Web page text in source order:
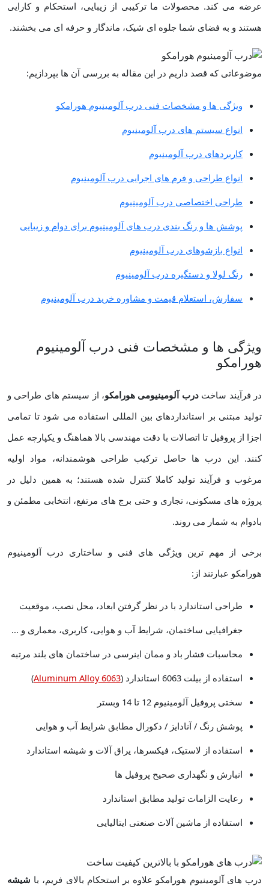
عرضه می ‌کند. محصولات ما ترکیبی از زیبایی، استحکام و کارایی
هستند و به فضای شما جلوه ‌ای شیک، ماندگار و حرفه ‌ای می ‌بخشند.
موضوعاتی که قصد داریم در این مقاله به بررسی آن ها بپردازیم:
ویژگی‌ ها و مشخصات فنی درب آلومینیوم هورامکو
انواع سیستم ‌های درب آلومینیوم
کاربردهای درب آلومینیوم
انواع طراحی و فرم ‌های اجرایی درب آلومینیوم
طراحی اختصاصی درب آلومینیوم
پوشش ها و رنگ ‌بندی درب ‌های آلومینیوم برای دوام و زیبایی
انواع بازشوهای درب آلومینیوم
رنگ لولا و دستگیره درب آلومینیوم
سفارش، استعلام قیمت و مشاوره خرید درب آلومینیوم
ویژگی‌ ها و مشخصات فنی درب آلومینیوم
هورامکو
در فرآیند ساختدرب آلومینیومی هورامکو، از سیستم‌ های طراحی و
تولید مبتنی بر استانداردهای بین ‌المللی استفاده می ‌شود تا تمامی
اجزا از پروفیل تا اتصالات با دقت مهندسی بالا هماهنگ و یکپارچه عمل
کنند. این درب‌ ها حاصل ترکیب طراحی هوشمندانه، مواد اولیه‌
مرغوب و فرآیند تولید کاملا کنترل‌ شده هستند؛ به همین دلیل در
پروژه ‌های مسکونی، تجاری و حتی برج ‌های مرتفع، انتخابی مطمئن و
بادوام به شمار می ‌روند.
برخی از مهم ‌ترین ویژگی‌ های فنی و ساختاری درب آلومینیوم
هورامکو عبارتند از:
طراحی استاندارد با در نظر گرفتن ابعاد، محل نصب، موقعیت
جغرافیایی ساختمان، شرایط آب و هوایی، کاربری، معماری و ...
محاسبات فشار باد و ممان اینرسی در ساختمان های بلند مرتبه
استفاده از بیلت 6063 استاندارد (
Aluminum Alloy 6063
)
سختی پروفیل آلومینیوم 12 تا 14 وبستر
پوشش رنگ / آنادایز / دکورال مطابق شرایط آب و هوایی
استفاده از لاستیک، فیکسرها، یراق آلات و شیشه استاندارد
انبارش و نگهداری صحیح پروفیل ها
رعایت الزامات تولید مطابق استاندارد
استفاده از ماشین آلات صنعتی ایتالیایی
درب‌ های آلومینیوم هورامکو علاوه بر استحکام بالای فریم، با شیشه‌